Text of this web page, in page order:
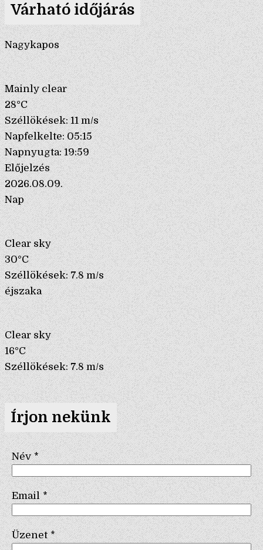
Várható időjárás
Nagykapos
Mainly clear
28°C
Széllökések: 11 m/s
Napfelkelte: 05:15
Napnyugta: 19:59
Előjelzés
2026.08.09.
Nap
Clear sky
30°C
Széllökések: 7.8 m/s
éjszaka
Clear sky
16°C
Széllökések: 7.8 m/s
Írjon nekünk
Név *
Email *
Üzenet *